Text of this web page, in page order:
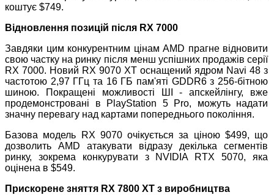
коштує $749.
Відновлення позицій після RX 7000
Завдяки цим конкурентним цінам AMD прагне відновити
свою частку на ринку після менш успішних продажів серії
RX 7000. Новий RX 9070 XT оснащений ядром Navi 48 з
частотою 2,97 ГГц та 16 ГБ пам'яті GDDR6 з 256-бітною
шиною. Покращені можливості ШІ - апскейлінгу, вже
продемонстровані в PlayStation 5 Pro, можуть надати
значну перевагу над картами попереднього покоління.
Базова модель RX 9070 очікується за ціною $499, що
дозволить AMD атакувати відразу декілька сегментів
ринку, зокрема конкурувати з NVIDIA RTX 5070, яка
оцінена в $549.
Прискорене зняття RX 7800 XT з виробництва